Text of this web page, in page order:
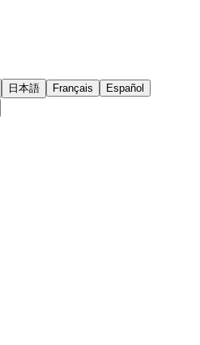
日本語 Français
Español